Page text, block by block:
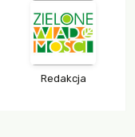
Redakcja